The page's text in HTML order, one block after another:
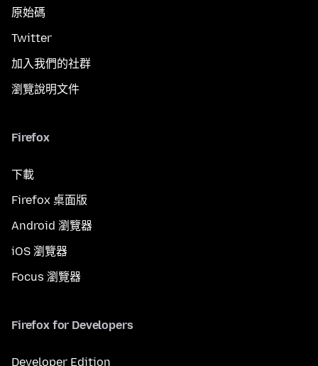
原始碼
Twitter
加入我們的社群
瀏覽說明文件
Firefox
下載
Firefox 桌面版
Android 瀏覽器
iOS 瀏覽器
Focus 瀏覽器
Firefox for Developers
Developer Edition